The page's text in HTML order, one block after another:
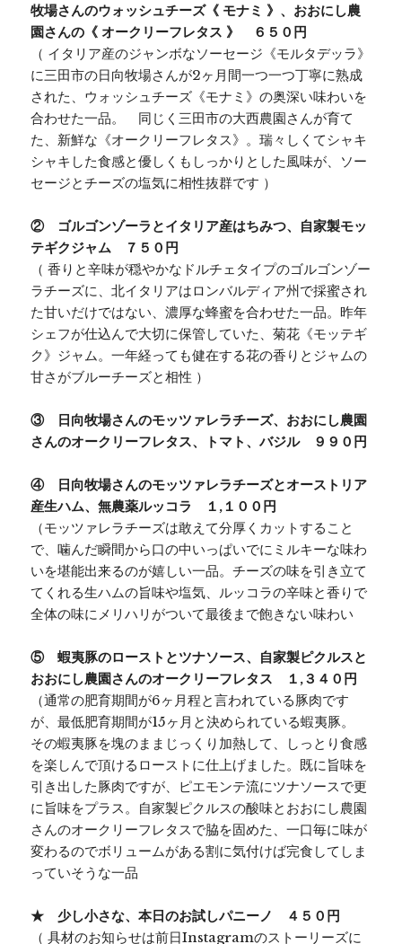
牧場さんのウォッシュチーズ《 モナミ 》、おおにし農
園さんの《 オークリーフレタス 》 ６５０円
（ イタリア産のジャンボなソーセージ《モルタデッラ》
に三田市の日向牧場さんが2ヶ月間一つ一つ丁寧に熟成
された、ウォッシュチーズ《モナミ》の奥深い味わいを
合わせた一品。 同じく三田市の大西農園さんが育て
た、新鮮な《オークリーフレタス》。瑞々しくてシャキ
シャキした食感と優しくもしっかりとした風味が、ソー
セージとチーズの塩気に相性抜群です ）
② ゴルゴンゾーラとイタリア産はちみつ、自家製モッ
テギクジャム ７５０円
（ 香りと辛味が穏やかなドルチェタイプのゴルゴンゾー
ラチーズに、北イタリアはロンバルディア州で採蜜され
た甘いだけではない、濃厚な蜂蜜を合わせた一品。昨年
シェフが仕込んで大切に保管していた、菊花《モッテギ
ク》ジャム。一年経っても健在する花の香りとジャムの
甘さがブルーチーズと相性 ）
③ 日向牧場さんのモッツァレラチーズ、おおにし農園
さんのオークリーフレタス、トマト、バジル ９９０円
④ 日向牧場さんのモッツァレラチーズとオーストリア
産生ハム、無農薬ルッコラ １,１００円
（モッツァレラチーズは敢えて分厚くカットすること
で、噛んだ瞬間から口の中いっぱいでにミルキーな味わ
いを堪能出来るのが嬉しい一品。チーズの味を引き立て
てくれる生ハムの旨味や塩気、ルッコラの辛味と香りで
全体の味にメリハリがついて最後まで飽きない味わい
⑤ 蝦夷豚のローストとツナソース、自家製ピクルスと
おおにし農園さんのオークリーフレタス １,３４０円
（通常の肥育期間が6ヶ月程と言われている豚肉です
が、最低肥育期間が15ヶ月と決められている蝦夷豚。
その蝦夷豚を塊のままじっくり加熱して、しっとり食感
を楽しんで頂けるローストに仕上げました。既に旨味を
引き出した豚肉ですが、ピエモンテ流にツナソースで更
に旨味をプラス。自家製ピクルスの酸味とおおにし農園
さんのオークリーフレタスで脇を固めた、一口毎に味が
変わるのでボリュームがある割に気付けば完食してしま
っていそうな一品
★ 少し小さな、本日のお試しパニーノ ４５０円
（ 具材のお知らせは前日Instagramのストーリーズに